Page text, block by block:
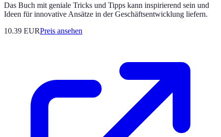
Das Buch mit geniale Tricks und Tipps kann inspirierend sein und
Ideen für innovative Ansätze in der Geschäftsentwicklung liefern.
10.39 EURPreis ansehen